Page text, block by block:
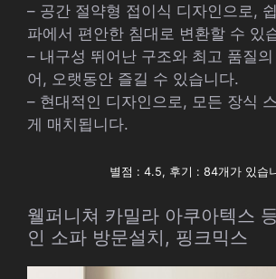
– 공간 절약형 접이식 디자인으로,
파에서 편안한 침대로 변환할 수 있
– 내구성 뛰어난 구조와 최고 품질
어, 오랫동안 즐길 수 있습니다.
– 현대적인 디자인으로, 모든 장식
게 매치됩니다.
별점 : 4.5, 후기 : 84개가 있습
웰퍼니쳐 카밀라 아쿠아텍스
인 소파 방문설치, 핑크믹스